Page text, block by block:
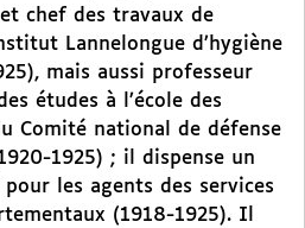
chef des travaux de
Lannelongue d’hygiène
mais aussi professeur
études à l’école des
Comité national de défense
1925) ; il dispense un
les agents des services
(1918-1925). Il